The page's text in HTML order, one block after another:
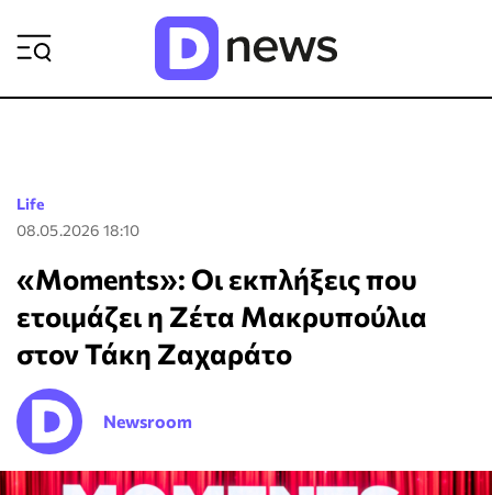
Life
08.05.2026 18:10
«Moments»: Οι εκπλήξεις που
ετοιμάζει η Ζέτα Μακρυπούλια
στον Τάκη Ζαχαράτο
Newsroom